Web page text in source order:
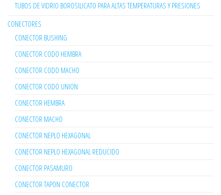
TUBOS DE VIDRIO BOROSILICATO PARA ALTAS TEMPERATURAS Y PRESIONES
CONECTORES
CONECTOR BUSHING
CONECTOR CODO HEMBRA
CONECTOR CODO MACHO
CONECTOR CODO UNION
CONECTOR HEMBRA
CONECTOR MACHO
CONECTOR NEPLO HEXAGONAL
CONECTOR NEPLO HEXAGONAL REDUCIDO
CONECTOR PASAMURO
CONECTOR TAPON CONECTOR